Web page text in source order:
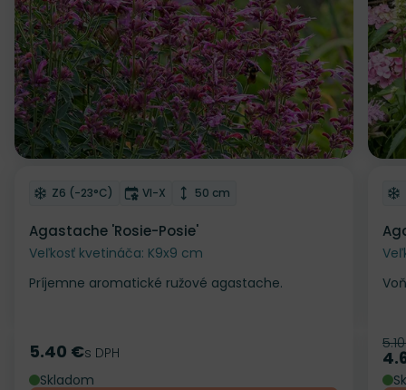
Odober do zoznamu želaní
Mrazuvzdornosť
Z6 (-23°C) Doba kvitnutia
VI-X Výška rastliny
50 cm
Agastache 'Rosie-Posie'
Veľkosť kvetináča: K9x9 cm
Príjemne aromatické ružové agastache.
Cena
5.40 €s DPH
Skladom